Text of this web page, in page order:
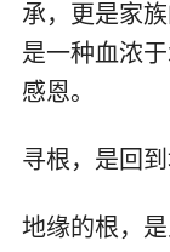
承，更是家
是一种血浓
感恩。
寻根，是回到
地缘的根，